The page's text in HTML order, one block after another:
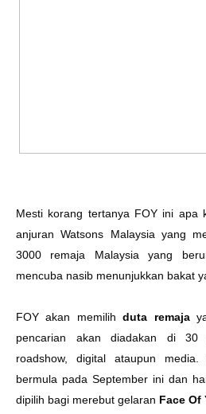
Mesti korang tertanya FOY ini apa
anjuran Watsons Malaysia yang
3000 remaja Malaysia yang
mencuba nasib menunjukkan bakat
FOY akan memilihduta remaja
pencarian akan diadakan di 30
roadshow, digital ataupun
bermula pada September ini dan
dipilih bagi merebut gelaran Face Of